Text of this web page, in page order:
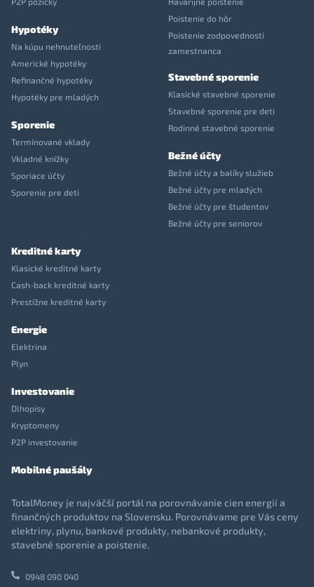
Hypotéky
Na kúpu nehnuteľnosti
Americké hypotéky
Refinančné hypotéky
Hypotéky pre mladých
Sporenie
Termínované vklady
Vkladné knížky
Sporiace účty
Sporenie pre deti
Poistenie do hôr
Poistenie zodpovednosti
zamestnanca
Stavebné sporenie
Klasické stavebné sporenie
Stavebné sporenie pre deti
Rodinné stavebné sporenie
Bežné účty
Bežné účty a balíky služieb
Bežné účty pre mladých
Bežné účty pre študentov
Bežné účty pre seniorov
Kreditné karty
Klasické kreditné karty
Cash-back kreditné karty
Prestížne kreditné karty
Energie
Elektrina
Plyn
Investovanie
Dlhopisy
Kryptomeny
P2P investovanie
Mobilné paušály
TotalMoney je najväčší portál na porovnávanie cien energií a
finančných produktov na Slovensku. Porovnávame pre Vás ceny
elektriny, plynu, bankové produkty, nebankové produkty,
stavebné sporenie a poistenie.
0948 090 040